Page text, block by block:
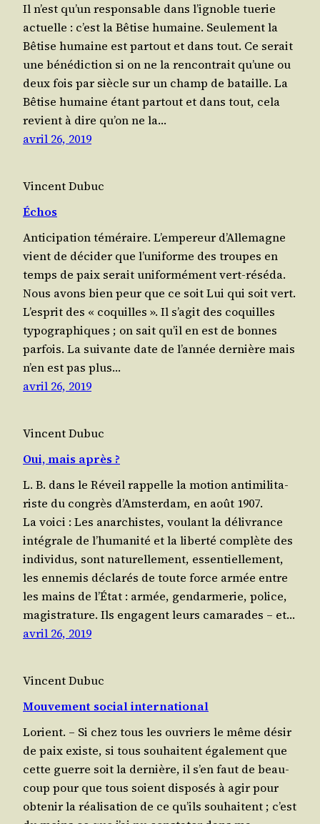
Il n’est qu’un res­pon­sable dans l’ignoble tue­rie
actuelle : c’est la Bêtise humaine. Seule­ment la
Bêtise humaine est par­tout et dans tout. Ce serait
une béné­dic­tion si on ne la ren­con­trait qu’une ou
deux fois par siècle sur un champ de bataille. La
Bêtise humaine étant par­tout et dans tout, cela
revient à dire qu’on ne la…
avril 26, 2019
Vincent Dubuc
Échos
Anti­ci­pa­tion téméraire. L’empereur d’Allemagne
vient de déci­der que l’uniforme des troupes en
temps de paix serait uni­for­mé­ment vert-réséda.
Nous avons bien peur que ce soit Lui qui soit vert.
L’esprit des « coquilles ». Il s’agit des coquilles
typo­gra­phiques ; on sait qu’il en est de bonnes
par­fois. La sui­vante date de l’année der­nière mais
n’en est pas plus…
avril 26, 2019
Vincent Dubuc
Oui, mais après ?
L. B. dans le Réveil rap­pelle la motion anti­mi­li­ta­
riste du congrès d’Amsterdam, en août 1907.
La voici : Les anar­chistes, vou­lant la déli­vrance
inté­grale de l’humanité et la liber­té com­plète des
indi­vi­dus, sont natu­rel­le­ment, essen­tiel­le­ment,
les enne­mis décla­rés de toute force armée entre
les mains de l’État : armée, gen­dar­me­rie, police,
magistrature. Ils engagent leurs cama­rades – et…
avril 26, 2019
Vincent Dubuc
Mouvement social international
Lorient. – Si chez tous les ouvriers le même désir
de paix existe, si tous sou­haitent éga­le­ment que
cette guerre soit la der­nière, il s’en faut de beau­
coup pour que tous soient dis­po­sés à agir pour
obte­nir la réa­li­sa­tion de ce qu’ils sou­haitent ; c’est